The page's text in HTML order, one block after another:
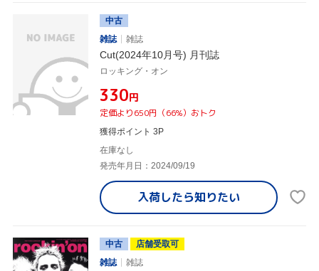
中古
雑誌
雑誌
Cut(2024年10月号) 月刊誌
ロッキング・オン
¥330円
定価より650円（66%）おトク
獲得ポイント 3P
在庫なし
発売年月日：2024/09/19
入荷したら知りたい
中古
店舗受取可
雑誌
雑誌